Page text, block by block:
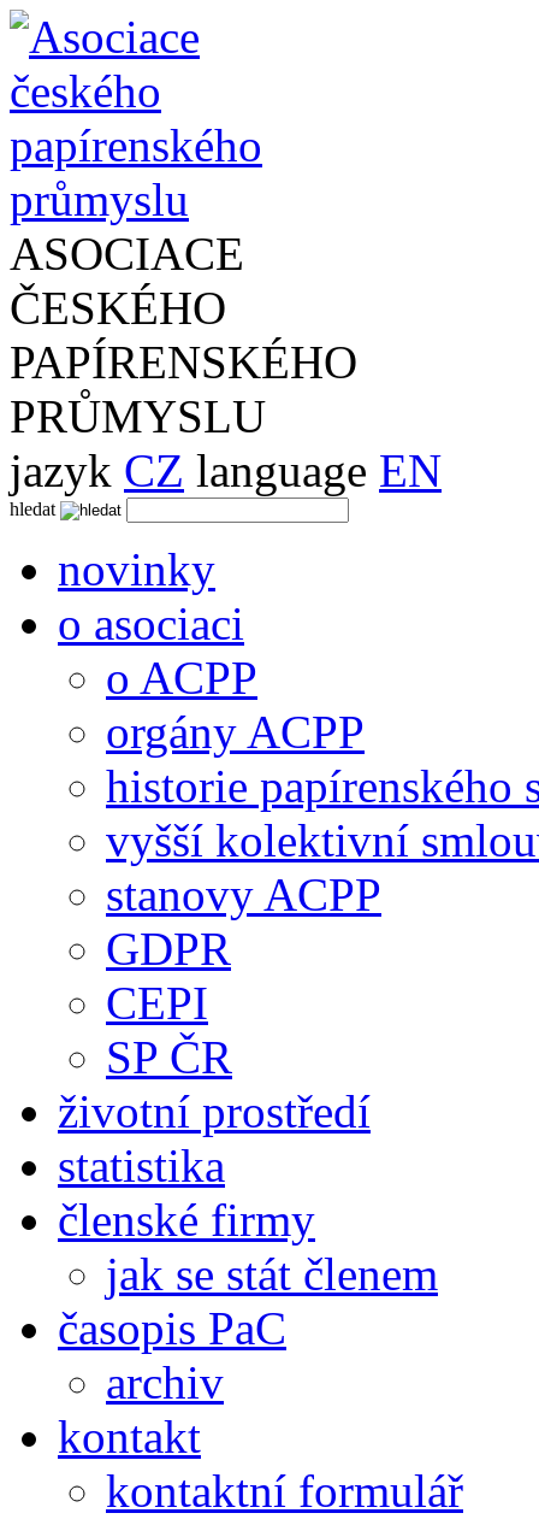
ASOCIACE
ČESKÉHO
PAPÍRENSKÉHO
PRŮMYSLU
jazyk CZ language EN
hledat
novinky
o asociaci
o ACPP
orgány ACPP
historie papírenského
vyšší kolektivní
stanovy ACPP
GDPR
CEPI
SP ČR
životní prostředí
statistika
členské firmy
jak se stát členem
časopis PaC
archiv
kontakt
kontaktní formulář